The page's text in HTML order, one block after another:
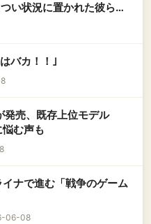
い状況に置かれた彼らは
すよ
バカ！！｣
発売、既存上位モデル
む声も
ナで進む「戦争のゲーム
06-08